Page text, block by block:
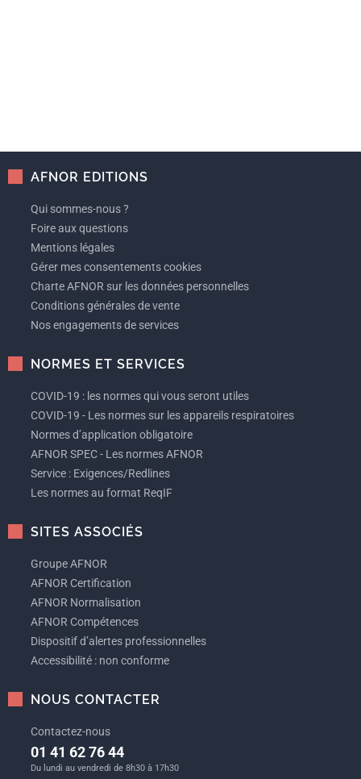
AFNOR EDITIONS
Qui sommes-nous ?
Foire aux questions
Mentions légales
Gérer mes consentements cookies
Charte AFNOR sur les données personnelles
Conditions générales de vente
Nos engagements de services
NORMES ET SERVICES
COVID-19 : les normes qui vous seront utiles
COVID-19 - Les normes sur les appareils respiratoires
Normes d’application obligatoire
AFNOR SPEC - Les normes AFNOR
Service : Exigences/Redlines
Les normes au format ReqIF
SITES ASSOCIÉS
Groupe AFNOR
AFNOR Certification
AFNOR Normalisation
AFNOR Compétences
Dispositif d’alertes professionnelles
Accessibilité : non conforme
NOUS CONTACTER
Contactez-nous
01 41 62 76 44
Du lundi au vendredi de 8h30 à 17h30